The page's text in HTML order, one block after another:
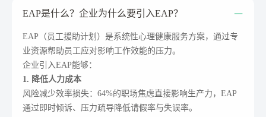
EAP是什么？企业为什么要引入EAP？
EAP（员工援助计划）是系统性心理健康服务方案，通过专
业资源帮助员工应对影响工作效能的压力。
企业引入EAP能够：
1. 降低人力成本
风险减少效率损失：64%的职场焦虑直接影响生产力，EAP
通过即时倾诉、压力疏导降低请假率与失误率。